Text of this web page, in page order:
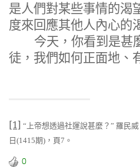
是人們對某些事情的渴
度來回應其他人內心的
今天，你看到是甚
徒，我們如何正面地、
[1] “ 上帝想透過社運說甚麼？ ” 羅民
日 (1415期) ，頁7 。
0